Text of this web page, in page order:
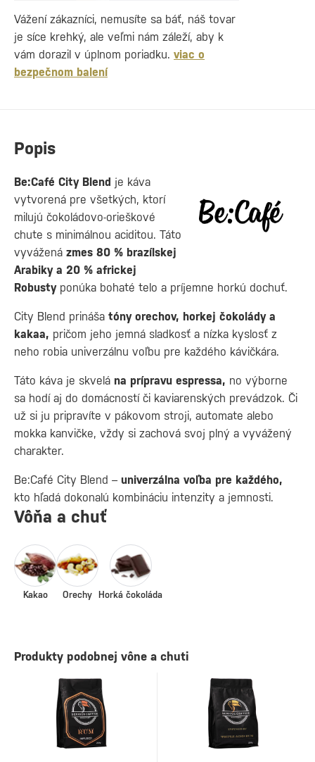
Popis
Be:Café City Blend je káva
vytvorená pre všetkých, ktorí
milujú čokoládovo-orieškové
chute s minimálnou aciditou. Táto
vyvážená zmes 80 % brazílskej
Arabiky a 20 % africkej
Robustyponúka bohaté telo a príjemne horkú dochuť.
City Blend prináša tóny orechov, horkej čokolády a
kakaa, pričom jeho jemná sladkosť a nízka kyslosť z
neho robia univerzálnu voľbu pre každého kávičkára.
Táto káva je skvelá na prípravu espressa, no výborne
sa hodí aj do domácností či kaviarenských prevádzok. Či
už si ju pripravíte v pákovom stroji, automate alebo
mokka kanvičke, vždy si zachová svoj plný a vyvážený
charakter.
Be:Café City Blend – univerzálna voľba pre každého,
kto hľadá dokonalú kombináciu intenzity a jemnosti.
Vôňa a chuť
Kakao Orechy Horká čokoláda
Produkty podobnej vône a chuti
Vážení zákazníci, nemusíte sa báť, náš tovar
je síce krehký, ale veľmi nám záleží, aby k
vám dorazil v úplnom poriadku. viac o
bezpečnom balení